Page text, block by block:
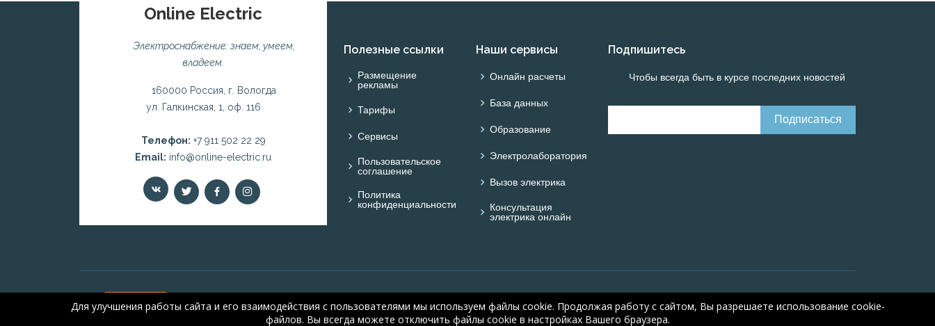
Online Electric
Электроснабжение: знаем, умеем,
владеем.
160000 Россия, г. Вологда
ул. Галкинская, 1, оф. 116
Телефон: +7 911 502 22 29
Email: info@online-electric.ru
Полезные ссылки
Размещение
рекламы
Тарифы
Сервисы
Пользовательское
соглашение
Политика
конфиденциальности
Наши сервисы
Онлайн расчеты
База данных
Образование
Электролаборатория
Вызов электрика
Консультация
электрика онлайн
Подпишитесь
Чтобы всегда быть в курсе последних новостей
electric.ru, 2008-2026
Для улучшения работы сайта и его взаимодействия с пользователями мы используем файлы cookie. Продолжая работу с сайтом, Вы разрешаете использование cookie-
файлов. Вы всегда можете отключить файлы cookie в настройках Вашего браузера.